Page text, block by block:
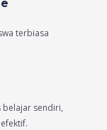
terbiasa
belajar sendiri,